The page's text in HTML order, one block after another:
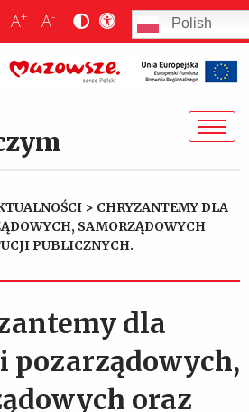
A+ A- Polish
> CHRYZANTEMY DLA
SAMORZĄDOWYCH
PUBLICZNYCH.
dla
pozarządowych,
oraz